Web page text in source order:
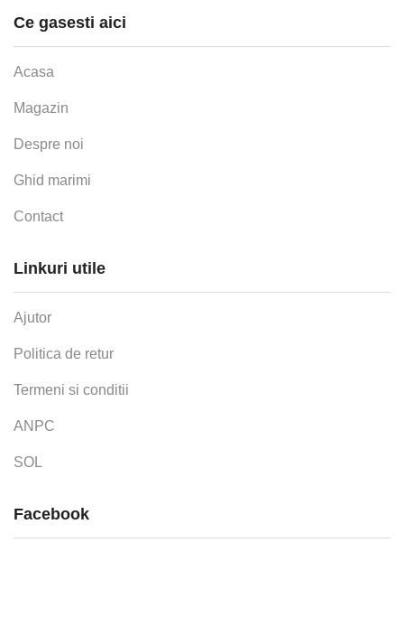
Ce gasesti aici
Acasa
Magazin
Despre noi
Ghid marimi
Contact
Linkuri utile
Ajutor
Politica de retur
Termeni si conditii
ANPC
SOL
Facebook